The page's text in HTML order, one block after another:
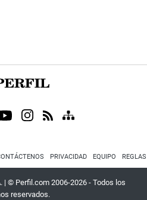
PRIVACIDAD EQUIPO
| © Perfil.com 2006-2026 - Todos los
reservados.